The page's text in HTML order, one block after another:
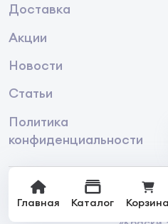
Главная Каталог Корзина
Доставка
Акции
Новости
Статьи
Политика
конфиденциальности
© 2026 Интернет-магазин